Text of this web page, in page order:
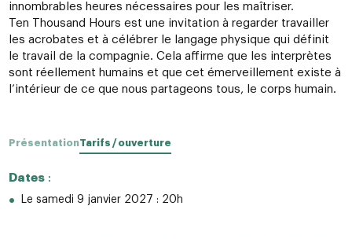
innombrables heures nécessaires pour les maîtriser.
Ten Thousand Hours est une invitation à regarder travailler
les acrobates et à célébrer le langage physique qui définit
le travail de la compagnie. Cela affirme que les interprètes
sont réellement humains et que cet émerveillement existe à
l’intérieur de ce que nous partageons tous, le corps humain.
PrésentationTarifs / ouverture
Dates:
Le samedi 9 janvier 2027 : 20h